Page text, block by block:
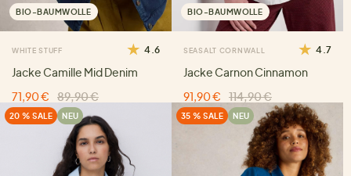
BIO-BAUMWOLLE
WHITE STUFF 4.6
Jacke Camille Mid Denim
71,90 €
89,90 €
BIO-BAUMWOLLE
SEASALT CORNWALL 4.7
Jacke Carnon Cinnamon
91,90 €
114,90 €
20 % SALE NEU 35 % SALE NEU